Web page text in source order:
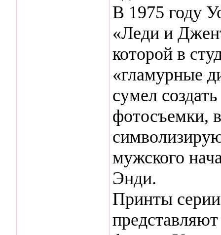
В 1975 году
«Леди и
которой в
«гламурные
сумел
фотосъемки,
мужского
Энди.
Принты